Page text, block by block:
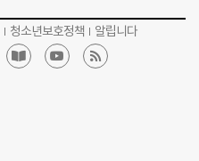
청소년보호정책 알립니다